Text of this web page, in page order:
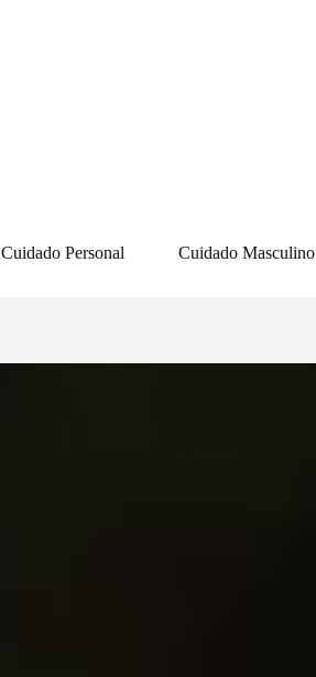
Cuidado Personal Cuidado Masculino